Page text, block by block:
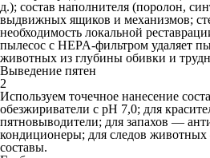
д.); состав наполнителя (поролон,
выдвижных ящиков и механизмов;
необходимость локальной
пылесос с HEPA‑фильтром удаляет
животных из глубины обивки и
Выведение пятен
2
Используем точечное нанесение
обезжириватели с pH 7,0; для
пятновыводители; для запахов —
кондиционеры; для следов
составы.